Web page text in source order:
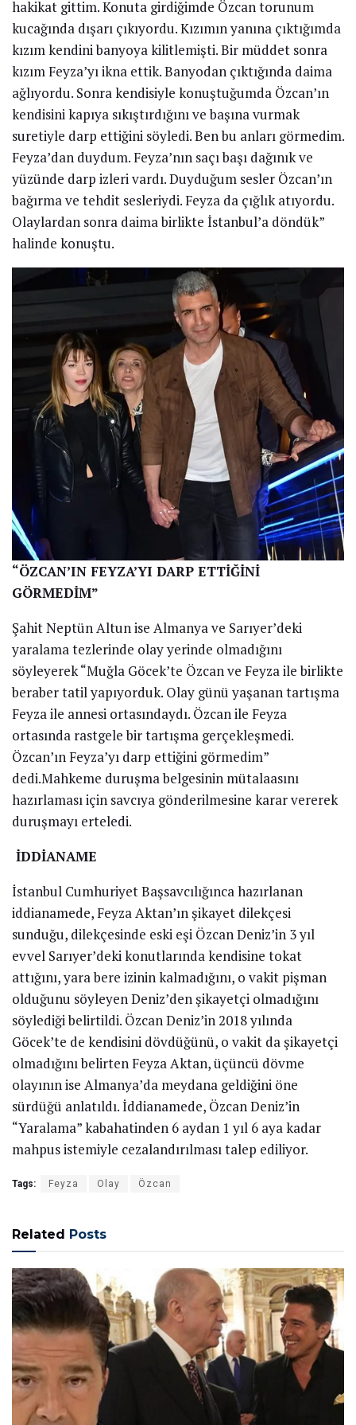
hakikat gittim. Konuta girdiğimde Özcan torunum
kucağında dışarı çıkıyordu. Kızımın yanına çıktığımda
kızım kendini banyoya kilitlemişti. Bir müddet sonra
kızım Feyza’yı ikna ettik. Banyodan çıktığında daima
ağlıyordu. Sonra kendisiyle konuştuğumda Özcan’ın
kendisini kapıya sıkıştırdığını ve başına vurmak
suretiyle darp ettiğini söyledi. Ben bu anları görmedim.
Feyza’dan duydum. Feyza’nın saçı başı dağınık ve
yüzünde darp izleri vardı. Duyduğum sesler Özcan’ın
bağırma ve tehdit sesleriydi. Feyza da çığlık atıyordu.
Olaylardan sonra daima birlikte İstanbul’a döndük”
halinde konuştu.
“ÖZCAN’IN FEYZA’YI DARP ETTİĞİNİ
GÖRMEDİM”
Şahit Neptün Altun ise Almanya ve Sarıyer’deki
yaralama tezlerinde olay yerinde olmadığını
söyleyerek “Muğla Göcek’te Özcan ve Feyza ile birlikte
beraber tatil yapıyorduk. Olay günü yaşanan tartışma
Feyza ile annesi ortasındaydı. Özcan ile Feyza
ortasında rastgele bir tartışma gerçekleşmedi.
Özcan’ın Feyza’yı darp ettiğini görmedim”
dedi.Mahkeme duruşma belgesinin mütalaasını
hazırlaması için savcıya gönderilmesine karar vererek
duruşmayı erteledi.
İDDİANAME
İstanbul Cumhuriyet Başsavcılığınca hazırlanan
iddianamede, Feyza Aktan’ın şikayet dilekçesi
sunduğu, dilekçesinde eski eşi Özcan Deniz’in 3 yıl
evvel Sarıyer’deki konutlarında kendisine tokat
attığını, yara bere izinin kalmadığını, o vakit pişman
olduğunu söyleyen Deniz’den şikayetçi olmadığını
söylediği belirtildi. Özcan Deniz’in 2018 yılında
Göcek’te de kendisini dövdüğünü, o vakit da şikayetçi
olmadığını belirten Feyza Aktan, üçüncü dövme
olayının ise Almanya’da meydana geldiğini öne
sürdüğü anlatıldı. İddianamede, Özcan Deniz’in
“Yaralama” kabahatinden 6 aydan 1 yıl 6 aya kadar
mahpus istemiyle cezalandırılması talep ediliyor.
Tags: Feyza Olay Özcan
Related Posts